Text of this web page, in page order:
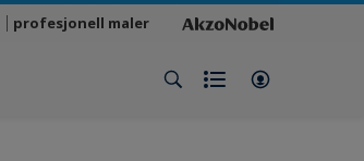
profesjonell maler